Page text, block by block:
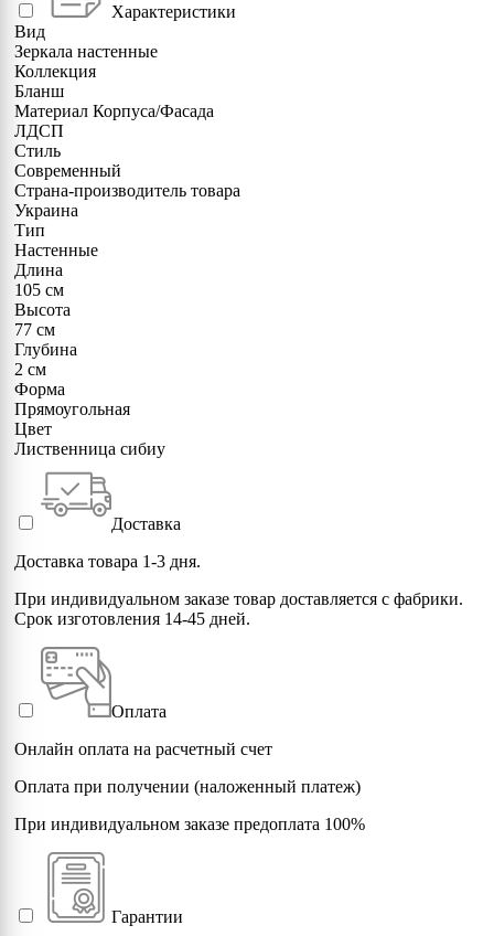
Характеристики
Вид
Зеркала настенные
Коллекция
Бланш
Материал Корпуса/Фасада
ЛДСП
Стиль
Современный
Страна-производитель товара
Украина
Тип
Настенные
Длина
105 см
Высота
77 см
Глубина
2 см
Форма
Прямоугольная
Цвет
Лиственница сибиу
Доставка
Доставка товара 1-3 дня.
При индивидуальном заказе товар доставляется с фабрики.
Срок изготовления 14-45 дней.
Оплата
Онлайн оплата на расчетный счет
Оплата при получении (наложенный платеж)
При индивидуальном заказе предоплата 100%
Гарантии